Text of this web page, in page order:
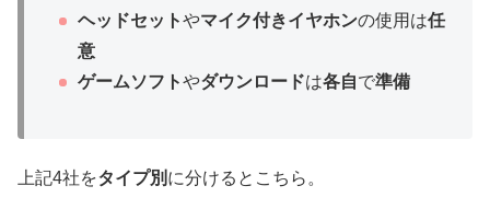
ヘッドセットやマイク付きイヤホンの使用は任
意
ゲームソフトやダウンロードは各自で準備
上記4社をタイプ別 に分けるとこちら。